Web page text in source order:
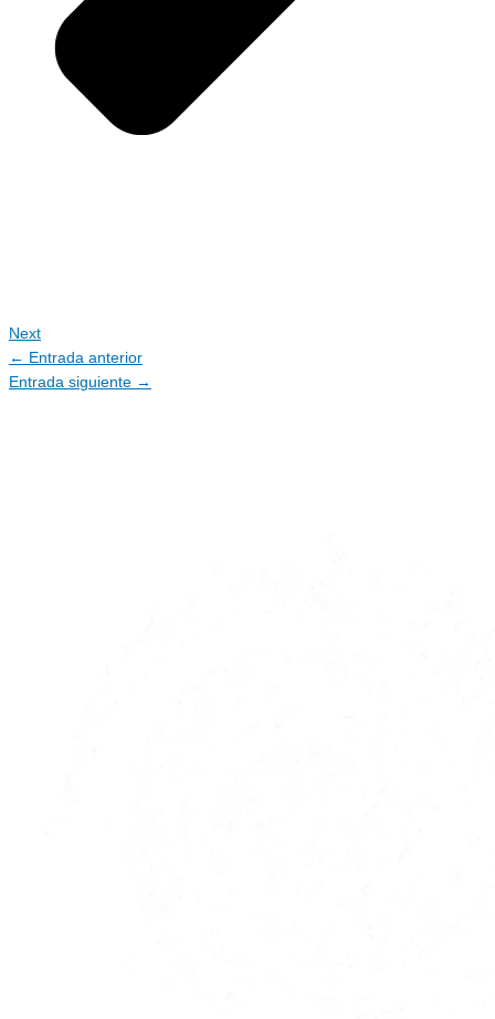
Next
← Entrada anterior
Entrada siguiente →